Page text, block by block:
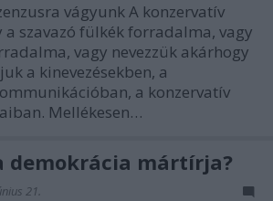
vágyunk A konzervatív
szavazó fülkék forradalma, vagy
vagy nevezzük akárhogy
a kinevezésekben, a
a konzervatív
Mellékesen…
demokrácia mártírja?
21.